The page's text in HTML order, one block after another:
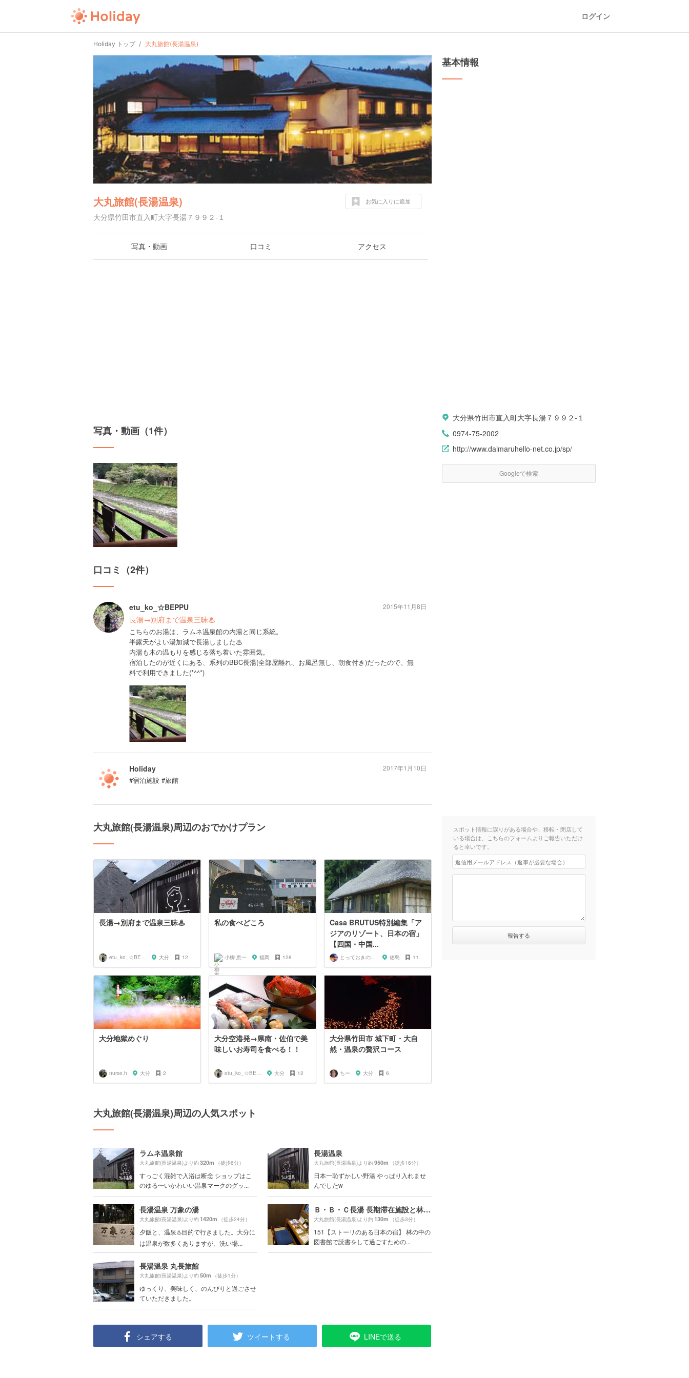
ログイン
Holiday トップ 大丸旅館(長湯温泉)
大丸旅館(長湯温泉)
大分県竹田市直入町大字長湯７９９２-１
お気に入りに追加
写真・動画 口コミ アクセス
写真・動画（1件）
口コミ（2件）
etu_ko_☆BEPPU
長湯→別府まで温泉三昧♨︎
こちらのお湯は、ラムネ温泉館の内湯と同じ系統。
半露天がよい湯加減で長湯しました♨︎
内湯も木の温もりを感じる落ち着いた雰囲気。
宿泊したのが近くにある、系列のBBC長湯(全部屋離れ、お風呂無し、朝食付き)だったので、無
料で利用できました(*^^*)
2015年11月8日
Holiday
#宿泊施設 #旅館
2017年1月10日
大丸旅館(長湯温泉)周辺のおでかけプラン
長湯→別府まで温泉三昧♨︎
etu_ko_☆BEPPU 大分 12
私の食べどころ
小柳 恵一 福岡 128
Casa BRUTUS特別編集「ア
ジアのリゾート、日本の宿」
【四国・中国...
とっておきの宿探し 徳島 11
大分地獄めぐり
nurse.h 大分 2
大分空港発→県南・佐伯で美
味しいお寿司を食べる！！
etu_ko_☆BEPPU 大分 12
大分県竹田市 城下町・大自
然・温泉の贅沢コース
ちー 大分 6
大丸旅館(長湯温泉)周辺の人気スポット
ラムネ温泉館
大丸旅館(長湯温泉)より約320m （徒歩6分）
すっごく混雑で入浴は断念 ショップはこ
のゆる〜いかわいい温泉マークのグッ...
長湯温泉
大丸旅館(長湯温泉)より約950m （徒歩16分）
日本一恥ずかしい野湯 やっぱり入れませ
んでしたw
長湯温泉 万象の湯
大丸旅館(長湯温泉)より約1420m （徒歩24分）
夕飯と、温泉♨️目的で行きました。大分に
は温泉が数多くありますが、洗い場...
Ｂ・Ｂ・Ｃ長湯 長期滞在施設と林の中の小さな図書館
大丸旅館(長湯温泉)より約130m （徒歩3分）
151【ストーリのある日本の宿】 林の中の
図書館で読書をして過ごすための...
長湯温泉 丸長旅館
大丸旅館(長湯温泉)より約50m （徒歩1分）
ゆっくり、美味しく、のんびりと過ごさせ
ていただきました。
シェアする ツイートする LINEで送る
基本情報
大分県竹田市直入町大字長湯７９９２-１
0974-75-2002
http://www.daimaruhello-net.co.jp/sp/
Googleで検索
スポット情報に誤りがある場合や、移転・閉店して
いる場合は、こちらのフォームよりご報告いただけ
ると幸いです。